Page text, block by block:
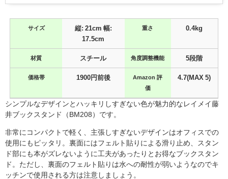
サイズ
縦: 21cm 幅:
17.5cm
重さ 0.4kg
材質 スチール 角度調整機能 5段階
価格帯 1900円前後
Amazon 評
価
4.7(MAX 5)
シンプルなデザインとハッキリしすぎない色が魅力的なレイメイ藤
井ブックスタンド（BM208）です。
非常にコンパクトで軽く、主張しすぎないデザインはオフィスでの
使用にもピッタリ。裏面にはフェルト貼りによる滑り止め、スタン
ド部にも本がズレないように工夫があったりとお得なブックスタン
ド。ただし、裏面のフェルト貼りは水への耐性が弱いようなのでキ
ッチンで使用される方は注意しましょう。